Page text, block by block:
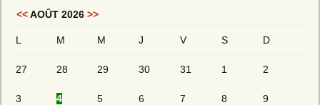
<<AOÛT 2026 >>
L M M J V S D
27 28 29 30 31 1 2
3 4 5 6 7 8 9